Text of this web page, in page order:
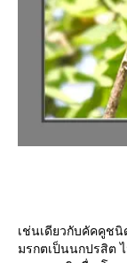
เช่นเดียวกับคัคคูช
มรกตเป็นนกปรสิต ไ